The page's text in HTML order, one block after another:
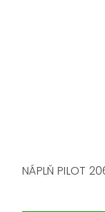
NÁPLŇ PILOT